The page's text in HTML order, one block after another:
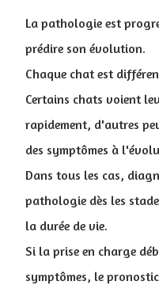
La pathologie est
prédire son évolution.
Chaque chat est
Certains chats voient
rapidement, d'autres
des symptômes à
Dans tous les cas,
pathologie dès les
la durée de vie.
Si la prise en charge
symptômes, le